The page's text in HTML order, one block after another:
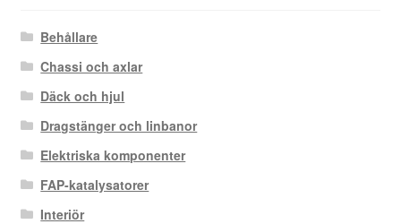
Behållare
Chassi och axlar
Däck och hjul
Dragstänger och linbanor
Elektriska komponenter
FAP-katalysatorer
Interiör